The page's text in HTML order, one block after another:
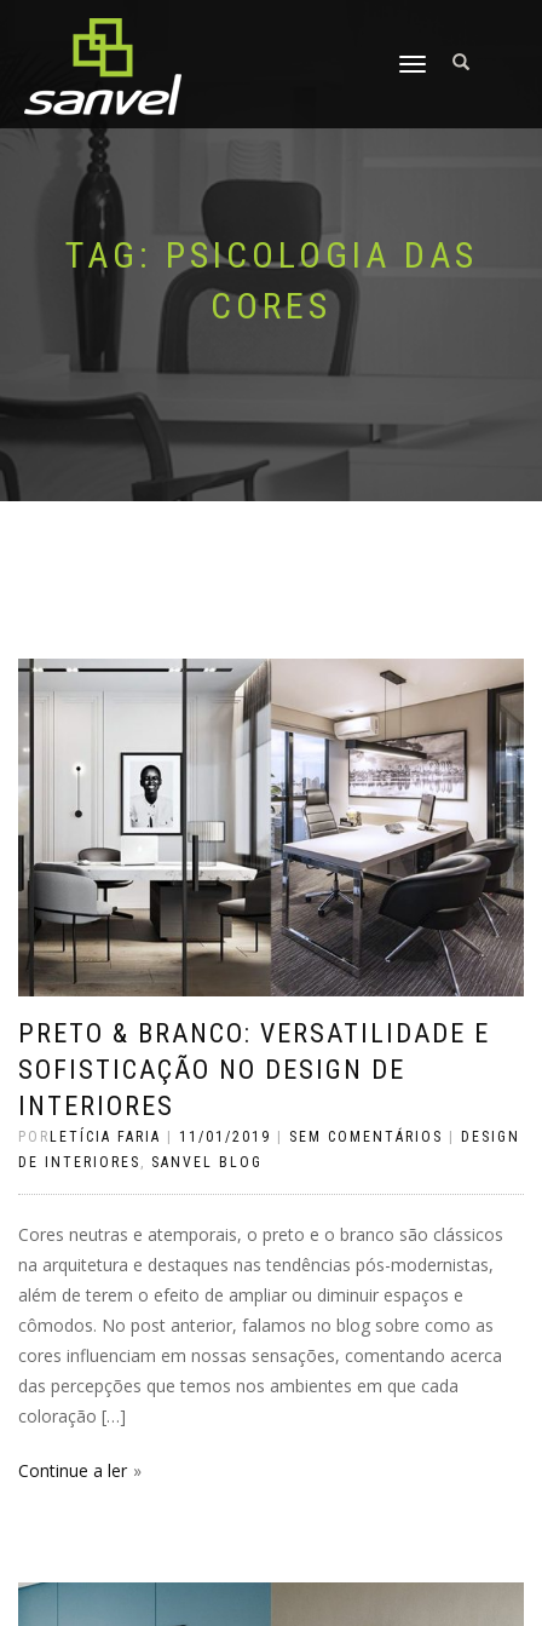
ALTERNAR
TAG: PSICOLOGIA DAS
CORES
PRETO & BRANCO: VERSATILIDADE E
SOFISTICAÇÃO NO DESIGN DE
INTERIORES
PORLETÍCIA FARIA | 11/01/2019 | SEM COMENTÁRIOS | DESIGN
DE INTERIORES
SANVEL BLOG
Cores neutras e atemporais, o preto e o branco são clássicos
na arquitetura e destaques nas tendências pós-modernistas,
além de terem o efeito de ampliar ou diminuir espaços e
cômodos. No post anterior, falamos no blog sobre como as
cores influenciam em nossas sensações, comentando acerca
das percepções que temos nos ambientes em que cada
coloração […]
Continue a ler